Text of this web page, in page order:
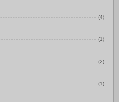
(4)
(1)
(2)
(1)